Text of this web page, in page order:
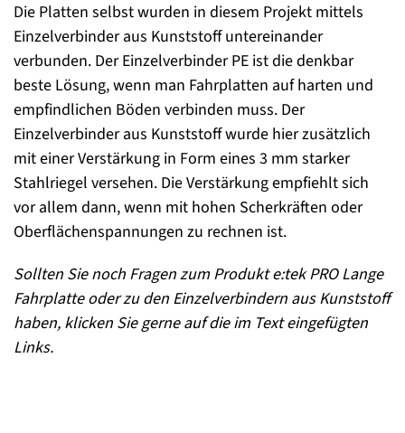
Die Platten selbst wurden in diesem Projekt mittels
Einzelverbinder aus Kunststoff untereinander
verbunden. Der Einzelverbinder PE ist die denkbar
beste Lösung, wenn man Fahrplatten auf harten und
empfindlichen Böden verbinden muss. Der
Einzelverbinder aus Kunststoff wurde hier zusätzlich
mit einer Verstärkung in Form eines 3 mm starker
Stahlriegel versehen. Die Verstärkung empfiehlt sich
vor allem dann, wenn mit hohen Scherkräften oder
Oberflächenspannungen zu rechnen ist.
Sollten Sie noch Fragen zum Produkt e:tek PRO Lange
Fahrplatte oder zu den Einzelverbindern aus Kunststoff
haben, klicken Sie gerne auf die im Text eingefügten
Links.